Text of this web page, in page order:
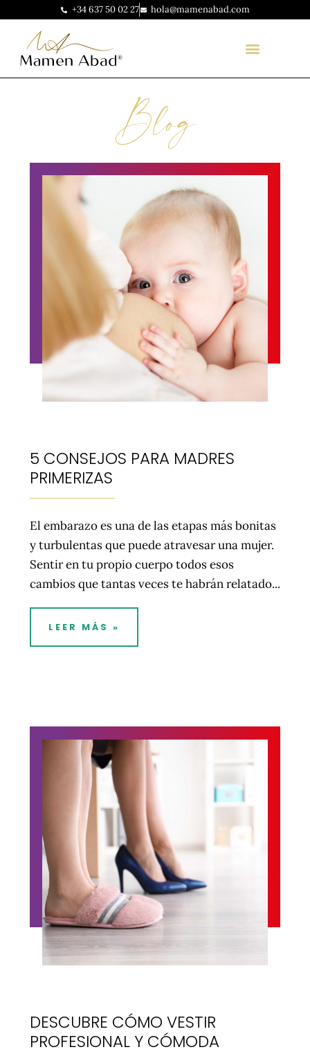
+34 637 50 02 27 hola@mamenabad.com
Blog
5 CONSEJOS PARA MADRES
PRIMERIZAS
El embarazo es una de las etapas más bonitas
y turbulentas que puede atravesar una mujer.
Sentir en tu propio cuerpo todos esos
cambios que tantas veces te habrán relatado...
LEER MÁS »
DESCUBRE CÓMO VESTIR
PROFESIONAL Y CÓMODA